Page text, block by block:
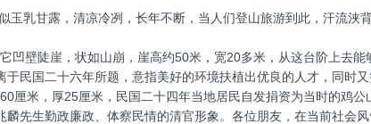
玉乳甘露，清凉冷冽，长年不断，当人们登山旅游到此，汗流浃
壁陡崖，状如山崩，崖高约50米，宽20多米，从这台阶上去能
民国二十六年所题，意指美好的环境扶植出优良的人才，同时
米，厚25厘米，民国二十四年当地居民自发捐资为当时的鸡公
麟先生勤政廉政、体察民情的清官形象。各位朋友，在当前社会